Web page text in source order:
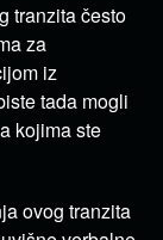
tranzita često
za
iz
tada mogli
kojima ste
ovog tranzita